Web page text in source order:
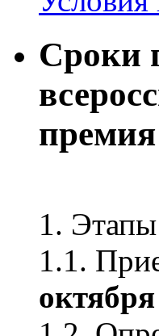
Сроки
1.
1.1.